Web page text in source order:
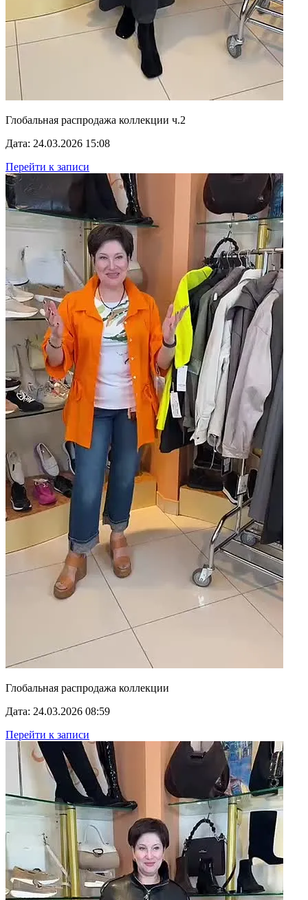
Глобальная распродажа коллекции ч.2
Дата: 24.03.2026 15:08
Перейти к записи
Глобальная распродажа коллекции
Дата: 24.03.2026 08:59
Перейти к записи